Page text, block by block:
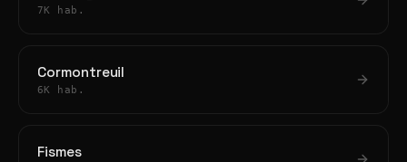
7K hab.
Cormontreuil
6K hab.
Fismes